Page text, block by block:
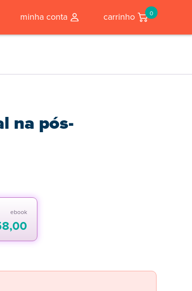
minha conta carrinho 0
na pós-
ebook